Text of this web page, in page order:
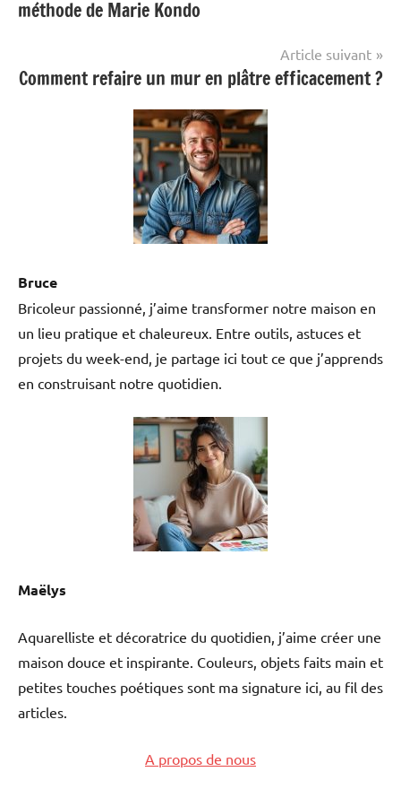
l’article
méthode de Marie Kondo
Article suivant
Comment refaire un mur en plâtre efficacement ?
Bruce
Bricoleur passionné, j’aime transformer notre maison en
un lieu pratique et chaleureux. Entre outils, astuces et
projets du week-end, je partage ici tout ce que j’apprends
en construisant notre quotidien.
Maëlys
Aquarelliste et décoratrice du quotidien, j’aime créer une
maison douce et inspirante. Couleurs, objets faits main et
petites touches poétiques sont ma signature ici, au fil des
articles.
A propos de nous